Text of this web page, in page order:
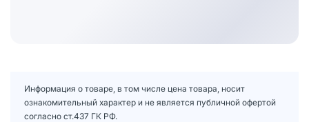
Информация о товаре, в том числе цена товара, носит
ознакомительный характер и не является публичной офертой
согласно ст.437 ГК РФ.